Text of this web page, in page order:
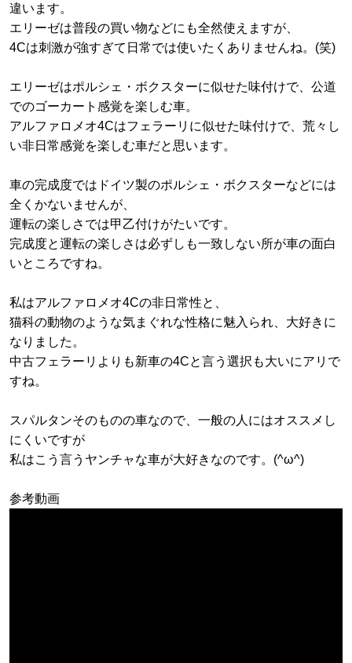
違います。
エリーゼは普段の買い物などにも全然使えますが、
4Cは刺激が強すぎて日常では使いたくありませんね。(笑)
エリーゼはポルシェ・ボクスターに似せた味付けで、公道
でのゴーカート感覚を楽しむ車。
アルファロメオ4Cはフェラーリに似せた味付けで、荒々し
い非日常感覚を楽しむ車だと思います。
車の完成度ではドイツ製のポルシェ・ボクスターなどには
全くかないませんが、
運転の楽しさでは甲乙付けがたいです。
完成度と運転の楽しさは必ずしも一致しない所が車の面白
いところですね。
私はアルファロメオ4Cの非日常性と、
猫科の動物のような気まぐれな性格に魅入られ、大好きに
なりました。
中古フェラーリよりも新車の4Cと言う選択も大いにアリで
すね。
スパルタンそのものの車なので、一般の人にはオススメし
にくいですが
私はこう言うヤンチャな車が大好きなのです。(^ω^)
参考動画